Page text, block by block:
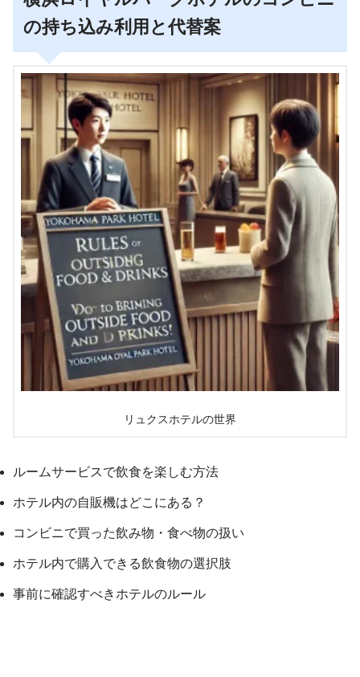
の持ち込み利用と代替案
リュクスホテルの世界
ルームサービスで飲食を楽しむ方法
ホテル内の自販機はどこにある？
コンビニで買った飲み物・食べ物の扱い
ホテル内で購入できる飲食物の選択肢
事前に確認すべきホテルのルール